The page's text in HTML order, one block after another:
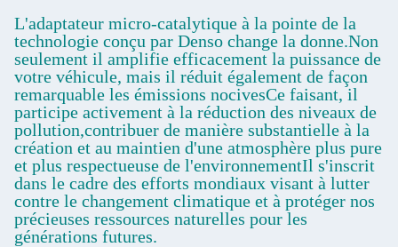
L'adaptateur micro-catalytique à la pointe de la
technologie conçu par Denso change la donne.Non
seulement il amplifie efficacement la puissance de
votre véhicule, mais il réduit également de façon
remarquable les émissions nocivesCe faisant, il
participe activement à la réduction des niveaux de
pollution,contribuer de manière substantielle à la
création et au maintien d'une atmosphère plus pure
et plus respectueuse de l'environnementIl s'inscrit
dans le cadre des efforts mondiaux visant à lutter
contre le changement climatique et à protéger nos
précieuses ressources naturelles pour les
générations futures.